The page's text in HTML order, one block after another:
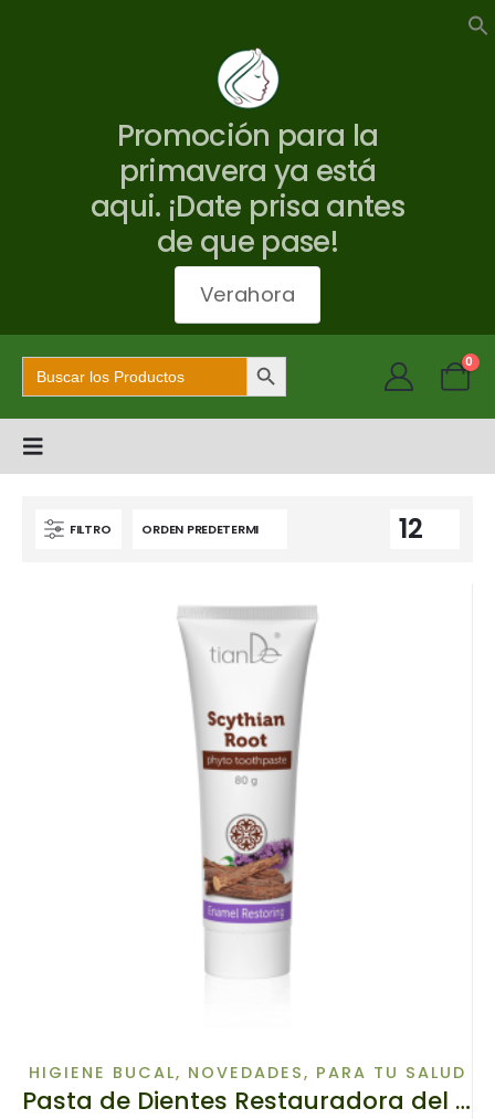
Promoción para la
primavera ya está
aqui. ¡Date prisa antes
de que pase!
Verahora
Buscar: Botón de búsqueda 0
FILTRO
HIGIENE BUCAL, NOVEDADES, PARA TU SALUD
Pasta de Dientes Restauradora del Esmalte basada en Raíz de Escita, 65913-1 TianDe, 80 g, Remineralización natural